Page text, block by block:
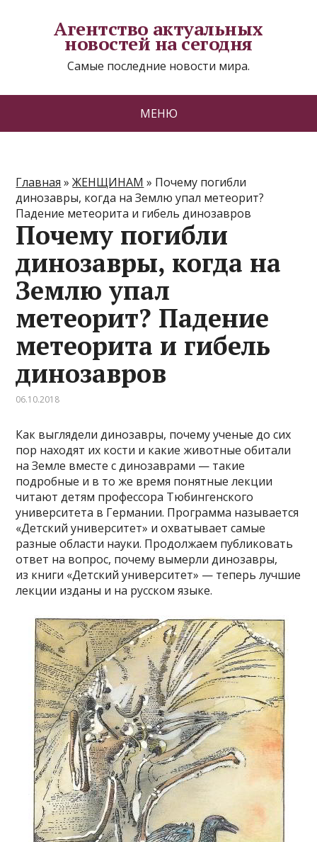
Агентство актуальных
новостей на сегодня
Самые последние новости мира.
МЕНЮ
Главная »ЖЕНЩИНАМ » Почему погибли
динозавры, когда на Землю упал метеорит?
Падение метеорита и гибель динозавров
Почему погибли
динозавры, когда на
Землю упал
метеорит? Падение
метеорита и гибель
динозавров
06.10.2018
Как выглядели динозавры, почему ученые до сих
пор находят их кости и какие животные обитали
на Земле вместе с динозаврами — такие
подробные и в то же время понятные лекции
читают детям профессора Тюбингенского
университета в Германии. Программа называется
«Детский университет» и охватывает самые
разные области науки. Продолжаем публиковать
ответ на вопрос, почему вымерли динозавры,
из книги «Детский университет» — теперь лучшие
лекции изданы и на русском языке.